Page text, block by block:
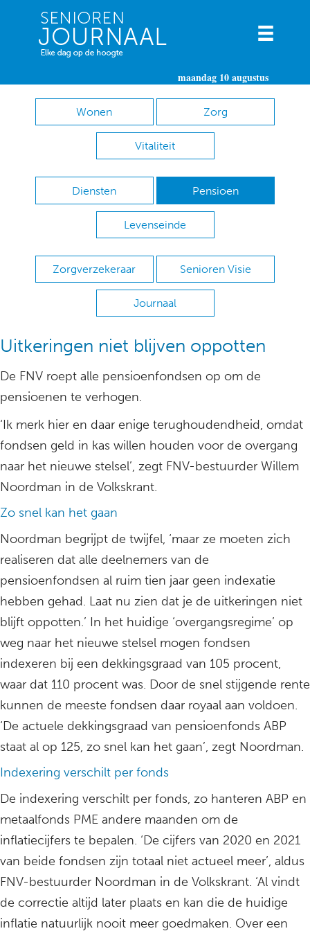
maandag 10 augustus
Wonen Zorg
Vitaliteit
Diensten Pensioen
Levenseinde
Zorgverzekeraar Senioren Visie
Journaal
Uitkeringen niet blijven oppotten
De FNV roept alle pensioenfondsen op om de
pensioenen te verhogen.
‘Ik merk hier en daar enige terughoudendheid, omdat
fondsen geld in kas willen houden voor de overgang
naar het nieuwe stelsel’, zegt FNV-bestuurder Willem
Noordman in de Volkskrant.
Zo snel kan het gaan
Noordman begrijpt de twijfel, ‘maar ze moeten zich
realiseren dat alle deelnemers van de
pensioenfondsen al ruim tien jaar geen indexatie
hebben gehad. Laat nu zien dat je de uitkeringen niet
blijft oppotten.’ In het huidige ‘overgangsregime’ op
weg naar het nieuwe stelsel mogen fondsen
indexeren bij een dekkingsgraad van 105 procent,
waar dat 110 procent was. Door de snel stijgende rente
kunnen de meeste fondsen daar royaal aan voldoen.
‘De actuele dekkingsgraad van pensioenfonds ABP
staat al op 125, zo snel kan het gaan’, zegt Noordman.
Indexering verschilt per fonds
De indexering verschilt per fonds, zo hanteren ABP en
metaalfonds PME andere maanden om de
inflatiecijfers te bepalen. ‘De cijfers van 2020 en 2021
van beide fondsen zijn totaal niet actueel meer’, aldus
FNV-bestuurder Noordman in de Volkskrant. ‘Al vindt
de correctie altijd later plaats en kan die de huidige
inflatie natuurlijk nooit meer goedmaken. Over een